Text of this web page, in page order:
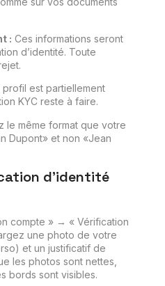
: Ces informations seront
d’identité. Toute
profil est partiellement
KYC reste à faire.
le même format que votre
Dupont» et non «Jean
d’identité
compte » → « Vérification
une photo de votre
et un justificatif de
les photos sont nettes,
bords sont visibles.